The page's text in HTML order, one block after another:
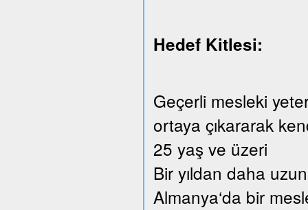
Hedef Kitlesi:
Geçerli mesleki
ortaya çıkararak
25 yaş ve üzeri
Bir yıldan daha
Almanya‘da bir